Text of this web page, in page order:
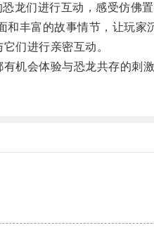
们进行互动，感受仿佛置
丰富的故事情节，让玩家
们进行亲密互动。
机会体验与恐龙共存的刺激